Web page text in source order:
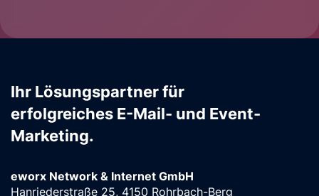
Ihr Lösungspartner für
erfolgreiches E-Mail- und Event-
Marketing.
eworx Network & Internet GmbH
Hanriederstraße 25, 4150 Rohrbach-Berg